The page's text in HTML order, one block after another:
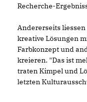
Recherche-
Andererseits
kreative Lösungen
Farbkonzept und
kreieren. "Das ist
traten Kimpel und
letzten